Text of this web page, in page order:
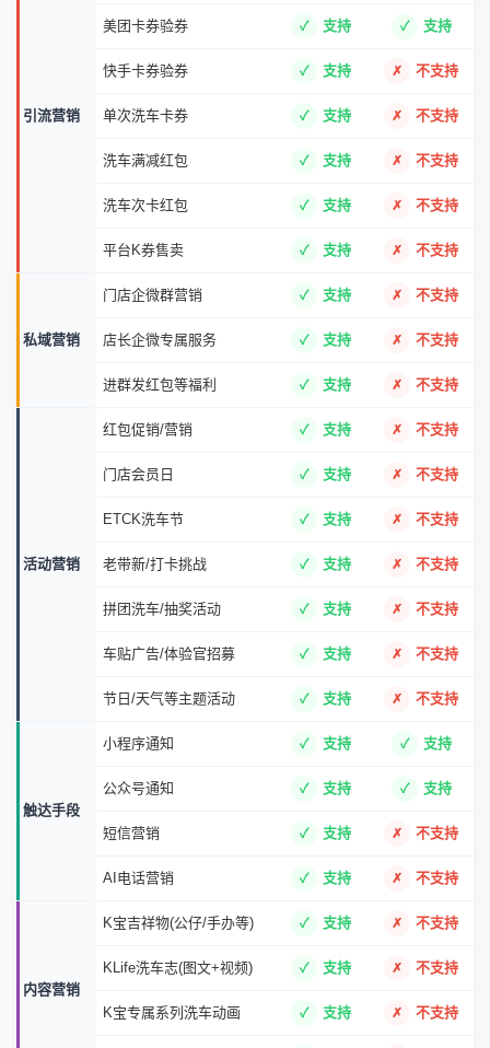
引流营销
美团卡券验券 支持 支持
快手卡券验券 支持 不支持
单次洗车卡券 支持 不支持
洗车满减红包 支持 不支持
洗车次卡红包 支持 不支持
平台K券售卖 支持 不支持
私域营销
门店企微群营销 支持 不支持
店长企微专属服务 支持 不支持
进群发红包等福利 支持 不支持
活动营销
红包促销/营销 支持 不支持
门店会员日 支持 不支持
ETCK洗车节 支持 不支持
老带新/打卡挑战 支持 不支持
拼团洗车/抽奖活动 支持 不支持
车贴广告/体验官招募 支持 不支持
节日/天气等主题活动 支持 不支持
触达手段
小程序通知 支持 支持
公众号通知 支持 支持
短信营销 支持 不支持
AI电话营销 支持 不支持
内容营销
K宝吉祥物(公仔/手办等) 支持 不支持
KLife洗车志(图文+视频) 支持 不支持
K宝专属系列洗车动画 支持 不支持